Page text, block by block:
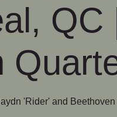
QC
'Rider' and Beethoven